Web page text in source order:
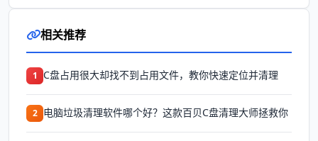
相关推荐
1 C盘占用很大却找不到占用文件，教你快速定位并清理
2 电脑垃圾清理软件哪个好？这款百贝C盘清理大师拯救你